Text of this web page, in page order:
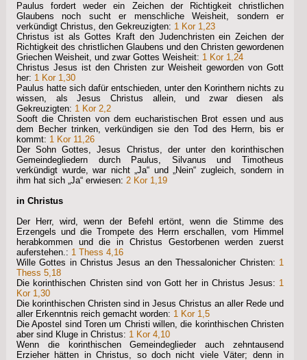
Paulus fordert weder ein Zeichen der Richtigkeit christlichen
Glaubens noch sucht er menschliche Weisheit, sondern er
verkündigt Christus, den Gekreuzigten: 1 Kor 1,23
Christus ist als Gottes Kraft den Judenchristen ein Zeichen der
Richtigkeit des christlichen Glaubens und den Christen gewordenen
Griechen Weisheit, und zwar Gottes Weisheit: 1 Kor 1,24
Christus Jesus ist den Christen zur Weisheit geworden von Gott
her: 1 Kor 1,30
Paulus hatte sich dafür entschieden, unter den Korinthern nichts zu
wissen, als Jesus Christus allein, und zwar diesen als
Gekreuzigten: 1 Kor 2,2
Sooft die Christen von dem eucharistischen Brot essen und aus
dem Becher trinken, verkündigen sie den Tod des Herrn, bis er
kommt: 1 Kor 11,26
Der Sohn Gottes, Jesus Christus, der unter den korinthischen
Gemeindegliedern durch Paulus, Silvanus und Timotheus
verkündigt wurde, war nicht „Ja“ und „Nein“ zugleich, sondern in
ihm hat sich „Ja“ erwiesen: 2 Kor 1,19
in Christus
Der Herr, wird, wenn der Befehl ertönt, wenn die Stimme des
Erzengels und die Trompete des Herrn erschallen, vom Himmel
herabkommen und die in Christus Gestorbenen werden zuerst
auferstehen.: 1 Thess 4,16
Wille Gottes in Christus Jesus an den Thessalonicher Christen: 1
Thess 5,18
Die korinthischen Christen sind von Gott her in Christus Jesus: 1
Kor 1,30
Die korinthischen Christen sind in Jesus Christus an aller Rede und
aller Erkenntnis reich gemacht worden: 1 Kor 1,5
Die Apostel sind Toren um Christi willen, die korinthischen Christen
aber sind Kluge in Christus: 1 Kor 4,10
Wenn die korinthischen Gemeindeglieder auch zehntausend
Erzieher hätten in Christus, so doch nicht viele Väter; denn in